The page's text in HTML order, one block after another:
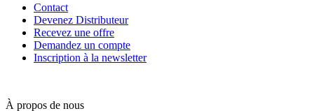
Contact
Devenez Distributeur
Recevez une offre
Demandez un compte
Inscription à la newsletter
À propos de nous